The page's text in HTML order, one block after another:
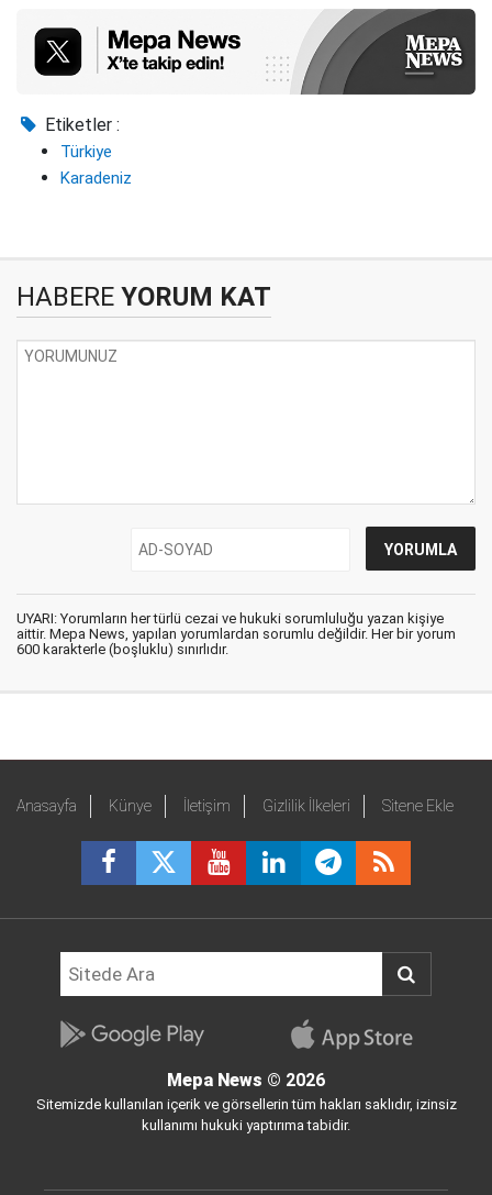
Etiketler :
Türkiye
Karadeniz
HABERE YORUM KAT
UYARI: Yorumların her türlü cezai ve hukuki sorumluluğu yazan kişiye
aittir. Mepa News, yapılan yorumlardan sorumlu değildir. Her bir yorum
600 karakterle (boşluklu) sınırlıdır.
Anasayfa Künye İletişim Gizlilik İlkeleri Sitene Ekle
Mepa News © 2026
Sitemizde kullanılan içerik ve görsellerin tüm hakları saklıdır, izinsiz
kullanımı hukuki yaptırıma tabidir.